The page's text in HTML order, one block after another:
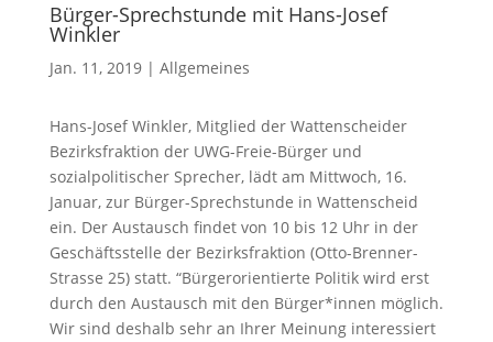
Bürger-Sprechstunde mit Hans-Josef
Winkler
Jan. 11, 2019| Allgemeines
Hans-Josef Winkler, Mitglied der Wattenscheider
Bezirksfraktion der UWG-Freie-Bürger und
sozialpolitischer Sprecher, lädt am Mittwoch, 16.
Januar, zur Bürger-Sprechstunde in Wattenscheid
ein. Der Austausch findet von 10 bis 12 Uhr in der
Geschäftsstelle der Bezirksfraktion (Otto-Brenner-
Strasse 25) statt. “Bürgerorientierte Politik wird erst
durch den Austausch mit den Bürger*innen möglich.
Wir sind deshalb sehr an Ihrer Meinung interessiert